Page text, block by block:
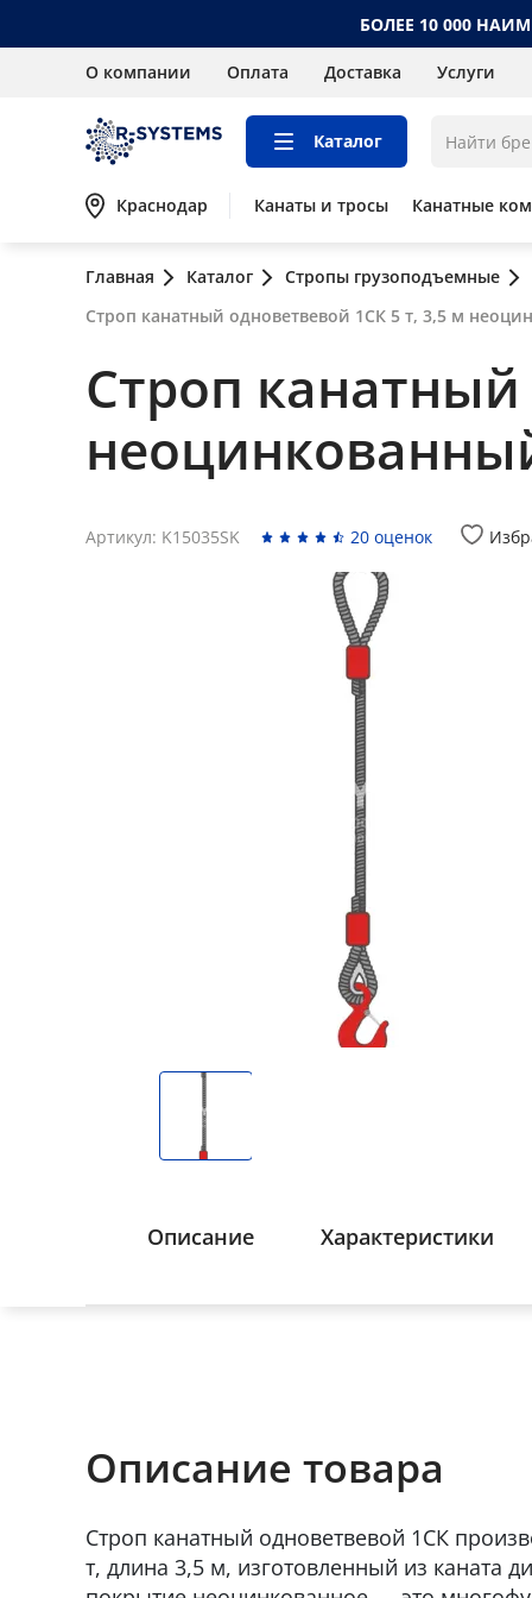
БОЛЕЕ 10 000
О компании Оплата Доставка Услуги
Каталог
Краснодар Канаты и тросы Канатные
Главная Каталог
Стропы грузоподъемные
Строп канатный одноветвевой 1СК 5 т, 3,5 м
Строп
Артикул: K15035SK 20 оценок
Описание Характеристики
Описание товара
Строп канатный одноветвевой 1СК
т, длина 3,5 м, изготовленный из каната